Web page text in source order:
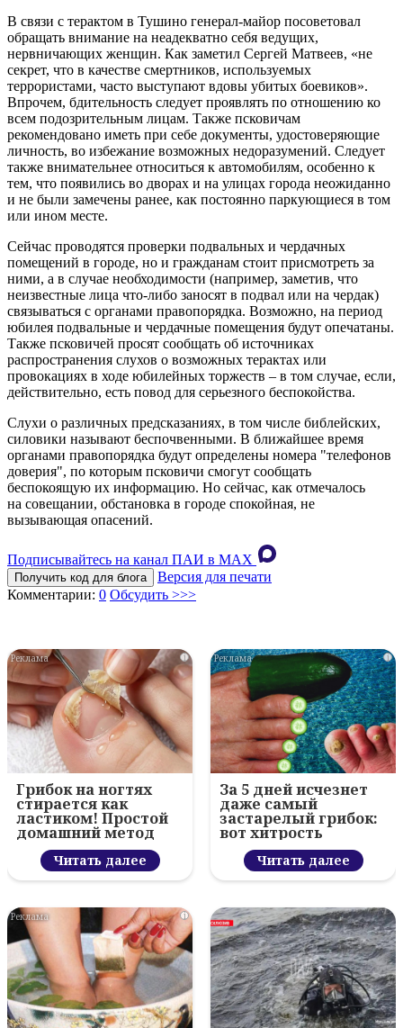
В связи с терактом в Тушино генерал-майор посоветовал
обращать внимание на неадекватно себя ведущих,
нервничающих женщин. Как заметил Сергей Матвеев, «не
секрет, что в качестве смертников, используемых
террористами, часто выступают вдовы убитых боевиков».
Впрочем, бдительность следует проявлять по отношению ко
всем подозрительным лицам. Также псковичам
рекомендовано иметь при себе документы, удостоверяющие
личность, во избежание возможных недоразумений. Следует
также внимательнее относиться к автомобилям, особенно к
тем, что появились во дворах и на улицах города неожиданно
и не были замечены ранее, как постоянно паркующиеся в том
или ином месте.
Сейчас проводятся проверки подвальных и чердачных
помещений в городе, но и гражданам стоит присмотреть за
ними, а в случае необходимости (например, заметив, что
неизвестные лица что-либо заносят в подвал или на чердак)
связываться с органами правопорядка. Возможно, на период
юбилея подвальные и чердачные помещения будут опечатаны.
Также псковичей просят сообщать об источниках
распространения слухов о возможных терактах или
провокациях в ходе юбилейных торжеств – в том случае, если,
действительно, есть повод для серьезного беспокойства.
Слухи о различных предсказаниях, в том числе библейских,
силовики называют беспочвенными. В ближайшее время
органами правопорядка будут определены номера "телефонов
доверия", по которым псковичи смогут сообщать
беспокоящую их информацию. Но сейчас, как отмечалось
на совещании, обстановка в городе спокойная, не
вызывающая опасений.
Подписывайтесь на канал ПАИ в MAХ
Получить код для блога
Версия для печати
Комментарии: 0 Обсудить >>>
i
Грибок на ногтях
стирается как
ластиком! Простой
домашний метод
Читать далее
i
За 5 дней исчезнет
даже самый
застарелый грибок:
вот хитрость
Читать далее
i